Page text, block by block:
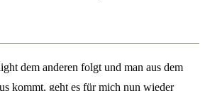
dem anderen folgt und man aus dem
kommt, geht es für mich nun wieder